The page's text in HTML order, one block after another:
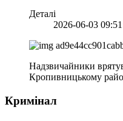
Деталі
2026-06-03
Надзвичайники
Кропивницькому
Кримінал